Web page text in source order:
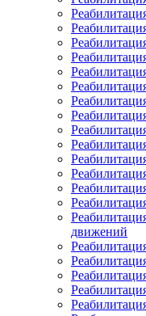
движений